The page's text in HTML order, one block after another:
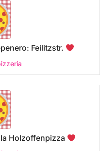
Feilitzstr.
Holzoffenpizza